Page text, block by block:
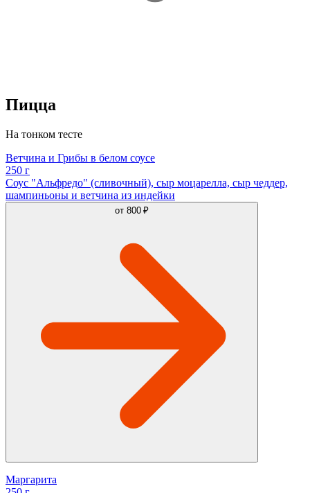
Пицца
На тонком тесте
Ветчина и Грибы в белом соусе
250 г
Соус "Альфредо" (сливочный), сыр моцарелла, сыр чеддер,
шампиньоны и ветчина из индейки
от 800 ₽
Маргарита